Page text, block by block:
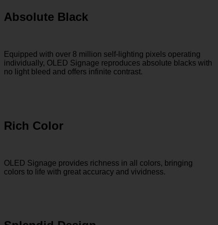
Absolute Black
Equipped with over 8 million self-lighting pixels operating
individually, OLED Signage reproduces absolute blacks with
no light bleed and offers infinite contrast.
Rich Color
OLED Signage provides richness in all colors, bringing
colors to life with great accuracy and vividness.